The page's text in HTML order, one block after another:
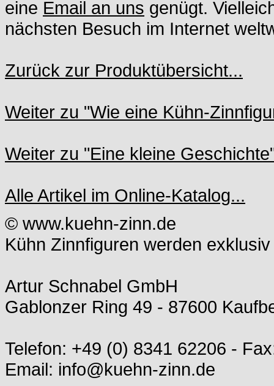
eine Email an uns genügt.
nächsten Besuch im Internet
Zurück zur Produktübersicht...
Weiter zu "Wie eine Kühn-
Weiter zu "Eine kleine
Alle Artikel im Online-Katalog...
© www.kuehn-zinn.de
Kühn Zinnfiguren werden
Artur Schnabel GmbH
Gablonzer Ring 49 - 87600
Telefon: +49 (0) 8341 62206 -
Email: info@kuehn-zinn.de